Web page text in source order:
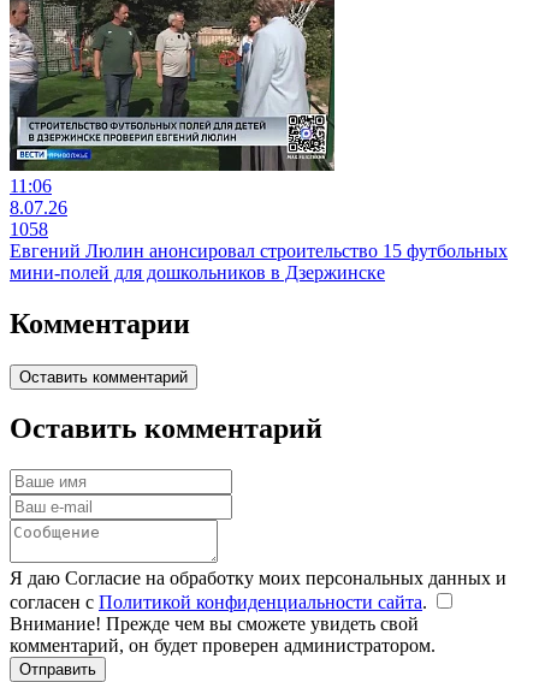
11:06
8.07.26
1058
Евгений Люлин анонсировал строительство 15 футбольных
мини-полей для дошкольников в Дзержинске
Комментарии
Оставить комментарий
Оставить комментарий
Я даю Согласие на обработку моих персональных данных и
согласен с Политикой конфиденциальности сайта.
Внимание! Прежде чем вы сможете увидеть свой
комментарий, он будет проверен администратором.
Отправить